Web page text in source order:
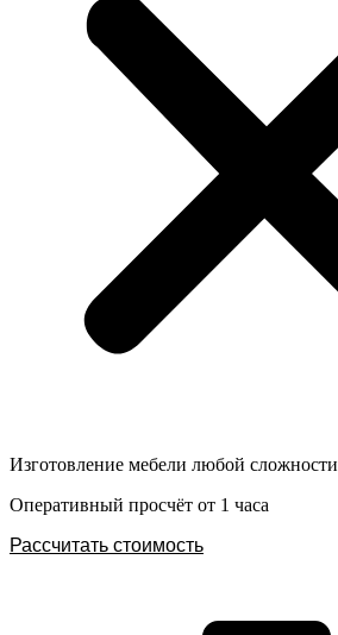
Изготовление мебели любой сложности
Оперативный просчёт от 1 часа
Рассчитать стоимость